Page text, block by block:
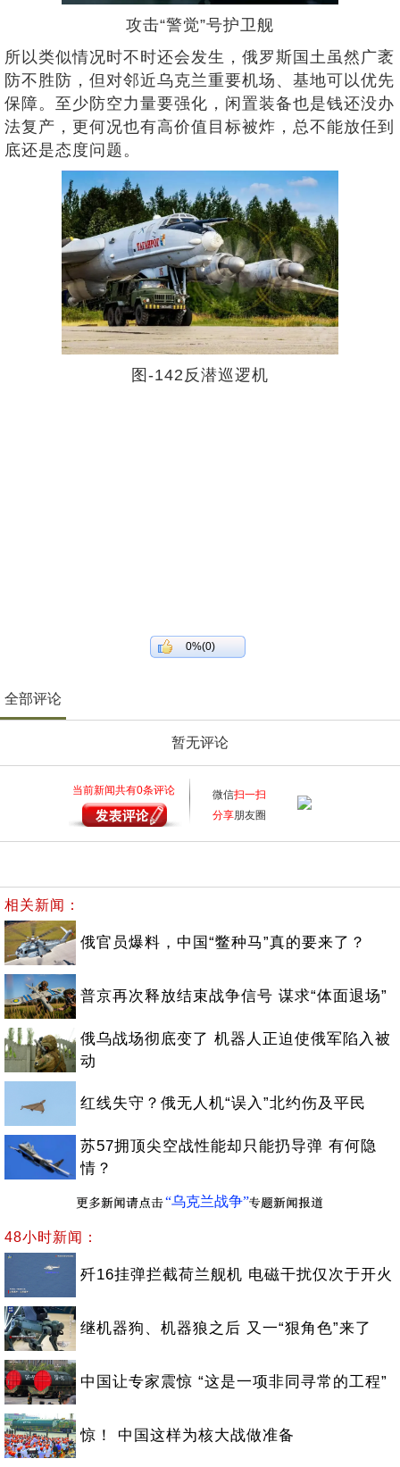
攻击“警觉”号护卫舰
所以类似情况时不时还会发生，俄罗斯国土虽然广袤
防不胜防，但对邻近乌克兰重要机场、基地可以优先
保障。至少防空力量要强化，闲置装备也是钱还没办
法复产，更何况也有高价值目标被炸，总不能放任到
底还是态度问题。
图-142反潜巡逻机
0%(0)
全部评论
暂无评论
当前新闻共有0条评论 微信扫一扫
分享朋友圈
相关新闻：
俄官员爆料，中国“鳖种马”真的要来了？
普京再次释放结束战争信号 谋求“体面退场”
俄乌战场彻底变了 机器人正迫使俄军陷入被
动
红线失守？俄无人机“误入”北约伤及平民
苏57拥顶尖空战性能却只能扔导弹 有何隐
情？
“乌克兰战争”
48小时新闻：
歼16挂弹拦截荷兰舰机 电磁干扰仅次于开火
继机器狗、机器狼之后 又一“狠角色”来了
中国让专家震惊 “这是一项非同寻常的工程”
惊！ 中国这样为核大战做准备